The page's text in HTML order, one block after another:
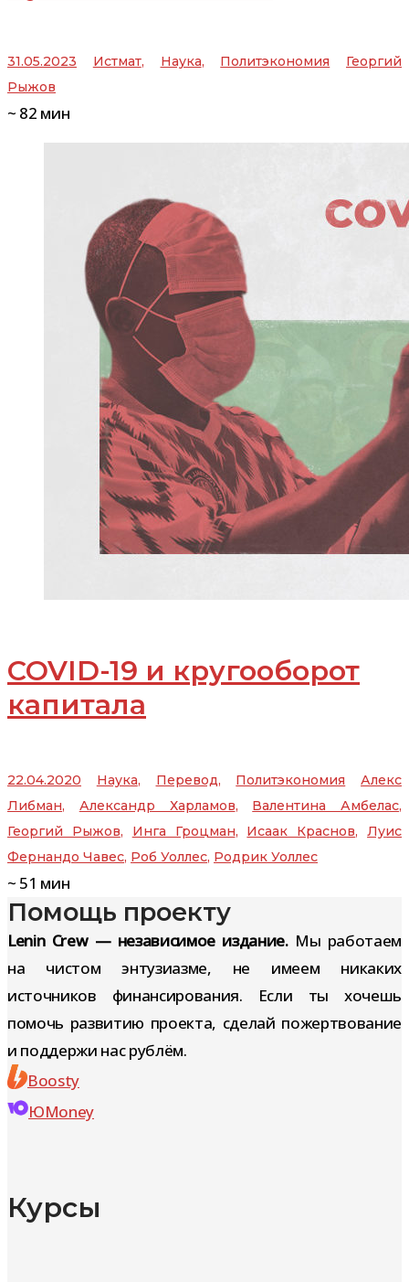
31.05.2023 Истмат, Наука, Политэкономия
Георгий
Рыжов
~ 82 мин
COVID-19 и кругооборот
капитала
22.04.2020 Наука, Перевод, Политэкономия
Алекс
Либман, Александр Харламов, Валентина Амбелас,
Георгий Рыжов, Инга Гроцман, Исаак Краснов,Луис
Фернандо Чавес, Роб Уоллес, Родрик Уоллес
~ 51 мин
Помощь проекту
Lenin Crew — независимое издание.Мы работаем
на чистом энтузиазме, не имеем никаких
источников финансирования. Если ты хочешь
помочь развитию проекта, сделай пожертвование
и поддержи нас рублём.
Boosty
ЮMoney
Курсы